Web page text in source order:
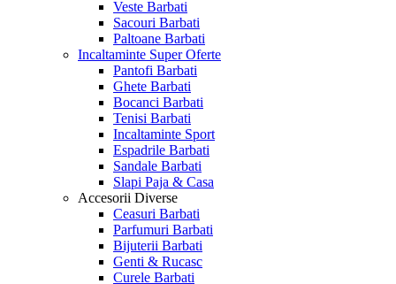
Veste Barbati
Sacouri Barbati
Paltoane Barbati
Incaltaminte Super Oferte
Pantofi Barbati
Ghete Barbati
Bocanci Barbati
Tenisi Barbati
Incaltaminte Sport
Espadrile Barbati
Sandale Barbati
Slapi Paja & Casa
Accesorii Diverse
Ceasuri Barbati
Parfumuri Barbati
Bijuterii Barbati
Genti & Rucasc
Curele Barbati